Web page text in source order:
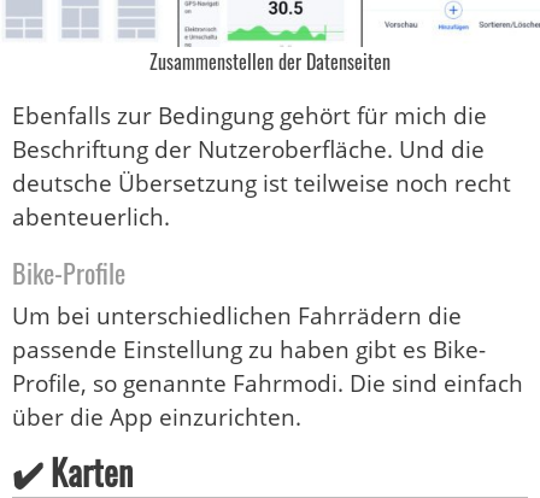
Zusammenstellen der Datenseiten
Ebenfalls zur Bedingung gehört für mich die
Beschriftung der Nutzeroberfläche. Und die
deutsche Übersetzung ist teilweise noch recht
abenteuerlich.
Bike-Profile
Um bei unterschiedlichen Fahrrädern die
passende Einstellung zu haben gibt es Bike-
Profile, so genannte Fahrmodi. Die sind einfach
über die App einzurichten.
✔️ Karten